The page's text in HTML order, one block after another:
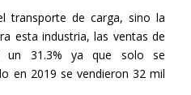
transporte de carga, sino la
esta industria, las ventas de
un 31.3% ya que solo se
en 2019 se vendieron 32 mil